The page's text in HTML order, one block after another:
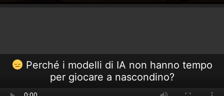
Perché i modelli di IA non hanno tempo
per giocare a nascondino?